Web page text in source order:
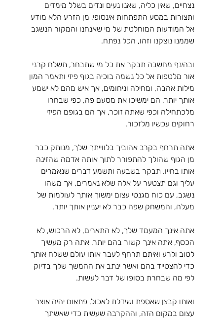
נצחיים, שאין כליה, שאנו נעים ונדים בשלל מימדים
ותצורות במסע התפתחות אינסופי, מן הזרע הלא מודע
אל המודעות המוחלטת של מי שאנחנו והמקור הנשגב
שממנו נוצקנו וזהו, הכל נפתח.
ובהינף מחשבה תבקר את כל מי שתבחר, תשלח קרני
אור מלטפות אל כל נשמה בוכיה בגוף פיזי ותאמר המון
מילות אהבה, ומחילה וניחומים, אך איש מהם לא ישמע
אותך יותר, הם ימשיכו את מסעם פה, כפי שבחרו
מלכתחילה וכפי שאתה זוכר, אך הם בגופם הפיזי
רחוקים עכשיו מלזכור.
אתה תרחף בקרב אהוביך בלווייתך שלך, מנותק כבר
מן הגוף שהולך להתפורר לתוך אותה אדמה שהזינה
אותו בחייו. תבקר בשבעה ותשמע דברים שנאמרים
עליך וגם תצטער על אלה שלא נאמרים, אך משהו
נשגב, עם כוח מגנטי עצום ימשוך אותך לעולמות של
מעלה, והמשחק שפה כבר לא יעניין אותך יותר.
אתה אינך המעמד שלך, לא התארים, לא הרכוש, לא
הכסף, אתה אינך קשור בהם יותר, אתה רק מעשיך
לטוב ולרע ואיתם תרחף לעבר אותו עולם ששלח אותך
כדי להצטייד בהם ואשר ינתב את ההמשך שלך בדיוק
לפי מה שבחרת בסופו של דבר לעשות.
ואותו קבצן שאספת ושידלת לאכול, פתאום יהיה אוצר
עצום במקום הזה, וההקרבה שעשית כדי שאשתך